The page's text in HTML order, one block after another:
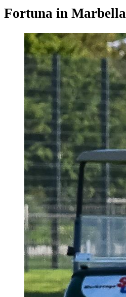
Fortuna in Marbella